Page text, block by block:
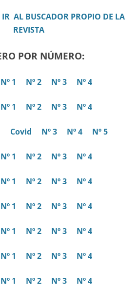
AL BUSCADOR PROPIO DE LA
REVISTA
POR NÚMERO:
Nº 1 Nº 2 Nº 3 Nº 4
Nº 1 Nº 2 Nº 3 Nº 4
Covid Nº 3 Nº 4 Nº 5
Nº 1 Nº 2 Nº 3 Nº 4
Nº 1 Nº 2 Nº 3 Nº 4
Nº 1 Nº 2 Nº 3 Nº 4
Nº 1 Nº 2 Nº 3 Nº 4
Nº 1 Nº 2 Nº 3 Nº 4
Nº 1 Nº 2 Nº 3 Nº 4